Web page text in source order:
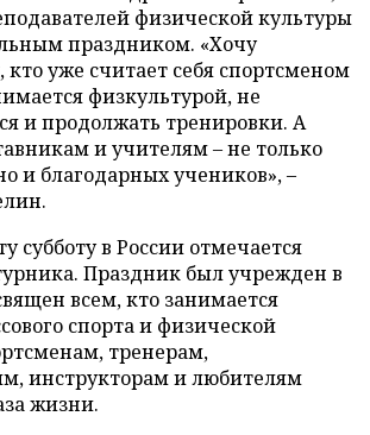
физической культуры
праздником. «Хочу
кто уже считает себя спортсменом
физкультурой, не
и продолжать тренировки. А
и учителям – не только
и благодарных учеников», –
субботу в России отмечается
Праздник был учрежден в
всем, кто занимается
спорта и физической
тренерам,
инструкторам и любителям
жизни.